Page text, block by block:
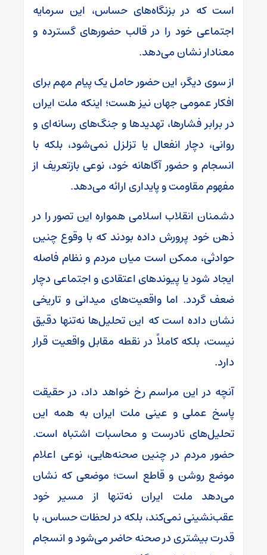
است که در بزنگاه‌های حساس، این سرمایه
اجتماعی خود را در قالب حضورهای گسترده و
معنادار نشان می‌دهد.
از سوی دیگر، این حضور حامل یک پیام مهم برای
افکار عمومی جهان نیز هست؛ اینکه ملت ایران
در برابر فشارها، تهدیدها و جنگ‌های رسانه‌ای و
روانی، دچار انفعال یا تزلزل نمی‌شود، بلکه با
انسجام و حضور آگاهانه خود، نوعی بازتعریف از
مفهوم مقاومت و پایداری ارائه می‌دهد.
دشمنان انقلاب اسلامی همواره این تصور را در
ذهن خود پرورش داده بودند که با وقوع چنین
حوادثی، ممکن است میان مردم و نظام فاصله
ایجاد شود یا پیوندهای اعتقادی و اجتماعی دچار
ضعف گردد. اما واقعیت‌های میدانی و تاریخی
نشان داده است که این تحلیل‌ها نه‌تنها دقیق
نیست، بلکه کاملاً در نقطه مقابل واقعیت قرار
دارد.
آنچه در این مراسم رخ خواهد داد، در حقیقت
پاسخ عملی و عینی ملت ایران به همه این
تحلیل‌های نادرست و محاسبات اشتباه است.
حضور مردم در چنین صحنه‌هایی، نوعی اعلام
موضع روشن و قاطع است؛ موضعی که نشان
می‌دهد ملت ایران نه‌تنها از مسیر خود
عقب‌نشینی نمی‌کند، بلکه در لحظات حساس، با
قدرت بیشتری در صحنه حاضر می‌شود و انسجام